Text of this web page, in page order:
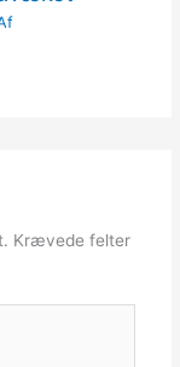
Krævede felter